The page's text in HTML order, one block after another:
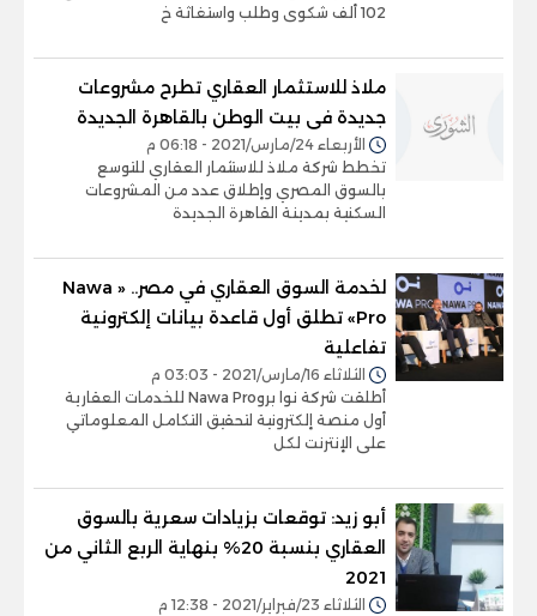
102 ألف شكوى وطلب واستغاثة خ
ملاذ للاستثمار العقاري تطرح مشروعات
جديدة فى بيت الوطن بالقاهرة الجديدة
الأربعاء 24/مارس/2021 - 06:18 م
تخطط شركة ملاذ للاستثمار العقاري للتوسع
بالسوق المصري وإطلاق عدد من المشروعات
السكنية بمدينة القاهرة الجديدة
لخدمة السوق العقاري في مصر.. « Nawa
Pro» تطلق أول قاعدة بيانات إلكترونية
تفاعلية
الثلاثاء 16/مارس/2021 - 03:03 م
أطلقت شركة نوا بروNawa Pro للخدمات العقارية
أول منصة إلكترونية لتحقيق التكامل المعلوماتي
على الإنترنت لكل
أبو زيد: توقعات بزيادات سعرية بالسوق
العقاري بنسبة 20% بنهاية الربع الثاني من
2021
الثلاثاء 23/فبراير/2021 - 12:38 م